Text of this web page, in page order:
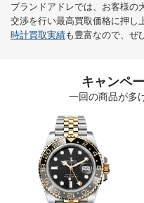
ブランドアドレでは、お客様の
交渉を行い最高買取価格に押し
時計買取実績も豊富なので、ぜ
キャンペ
一回の商品が多